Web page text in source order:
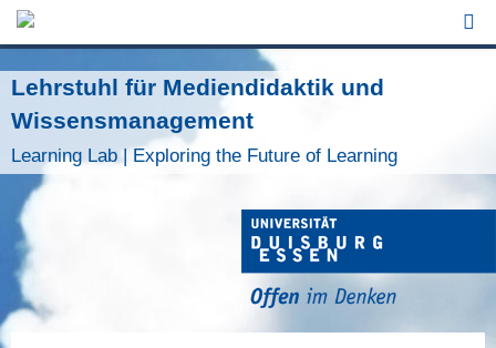
Jump to Navigation
Lehrstuhl für Mediendidaktik und
Wissensmanagement
Learning Lab | Exploring the Future of Learning